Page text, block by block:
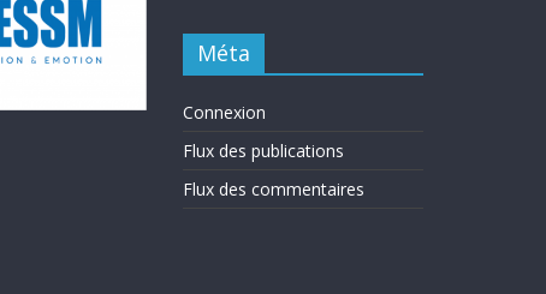
Méta
Connexion
Flux des publications
Flux des commentaires